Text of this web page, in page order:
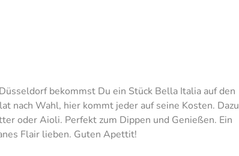
bekommst Du ein Stück Bella Italia auf den
nach Wahl, hier kommt jeder auf seine Kosten. Dazu
oder Aioli. Perfekt zum Dippen und Genießen. Ein
Flair lieben. Guten Apettit!